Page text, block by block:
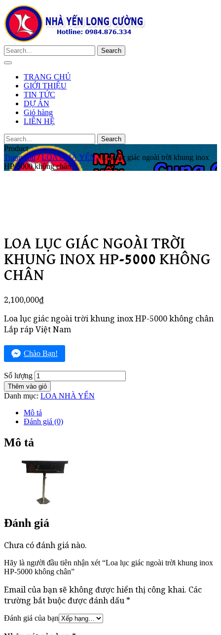
TRANG CHỦ
GIỚI THIỆU
TIN TỨC
DỰ ÁN
Giỏ hàng
LIÊN HỆ
Product
Trang chủ/LOA NHÀ YẾN/ Loa lục giác ngoài trời khung inox
HP-5000 không chân
LOA LỤC GIÁC NGOÀI TRỜI
KHUNG INOX HP-5000 KHÔNG
CHÂN
2,100,000₫
Loa lục giác ngoài trời khung inox HP-5000 không chân
Lắp ráp Việt Nam
Chào Bạn!
Số lượng
Thêm vào giỏ
Danh mục: LOA NHÀ YẾN
Mô tả
Đánh giá (0)
Mô tả
Đánh giá
Chưa có đánh giá nào.
Hãy là người đầu tiên nhận xét “Loa lục giác ngoài trời khung inox
HP-5000 không chân”
Email của bạn sẽ không được hiển thị công khai. Các
trường bắt buộc được đánh dấu *
Đánh giá của bạn